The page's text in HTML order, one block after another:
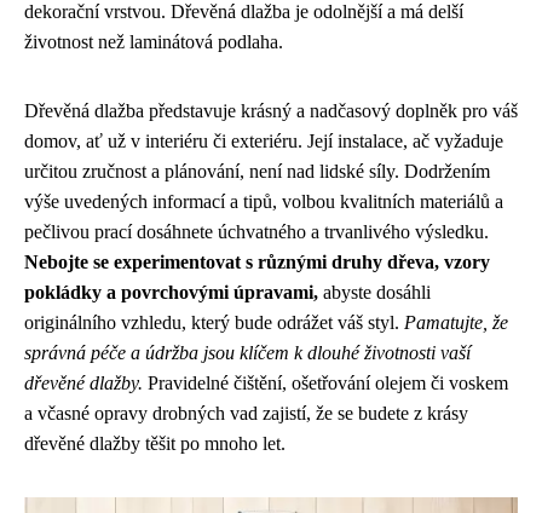
dekorační vrstvou. Dřevěná dlažba je odolnější a má delší
životnost než laminátová podlaha.
Dřevěná dlažba představuje krásný a nadčasový doplněk pro váš
domov, ať už v interiéru či exteriéru. Její instalace, ač vyžaduje
určitou zručnost a plánování, není nad lidské síly. Dodržením
výše uvedených informací a tipů, volbou kvalitních materiálů a
pečlivou prací dosáhnete úchvatného a trvanlivého výsledku.
Nebojte se experimentovat s různými druhy dřeva, vzory
pokládky a povrchovými úpravami, abyste dosáhli
originálního vzhledu, který bude odrážet váš styl. Pamatujte, že
správná péče a údržba jsou klíčem k dlouhé životnosti vaší
dřevěné dlažby. Pravidelné čištění, ošetřování olejem či voskem
a včasné opravy drobných vad zajistí, že se budete z krásy
dřevěné dlažby těšit po mnoho let.